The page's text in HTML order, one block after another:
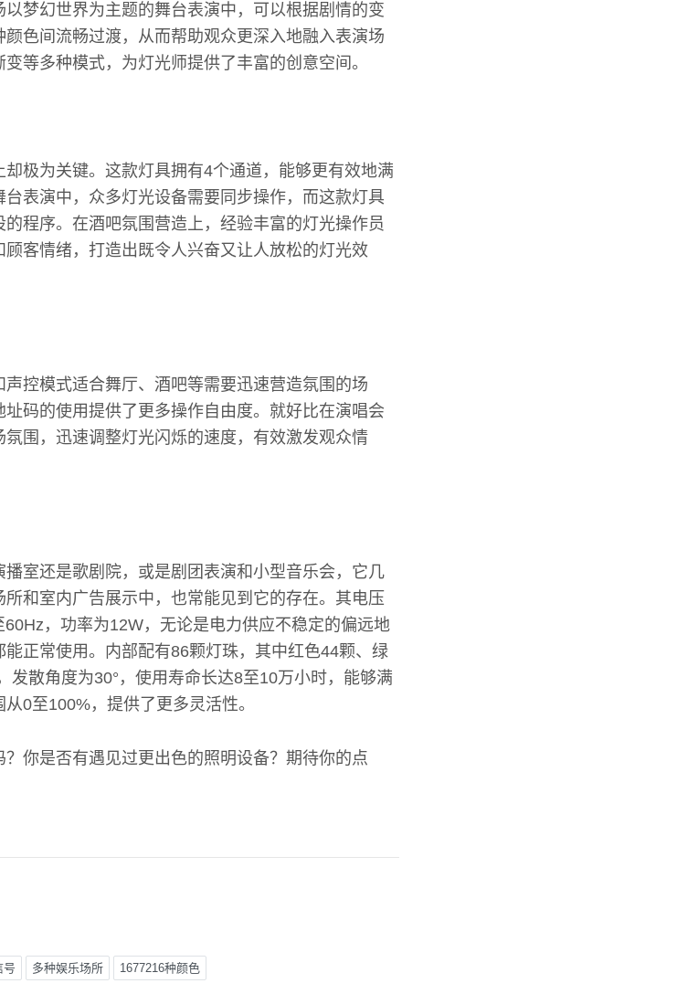
梦幻世界为主题的舞台表演中，可以根据剧情的变
色间流畅过渡，从而帮助观众更深入地融入表演场
等多种模式，为灯光师提供了丰富的创意空间。
极为关键。这款灯具拥有4个通道，能够更有效地满
表演中，众多灯光设备需要同步操作，而这款灯具
程序。在酒吧氛围营造上，经验丰富的灯光操作员
客情绪，打造出既令人兴奋又让人放松的灯光效
控模式适合舞厅、酒吧等需要迅速营造氛围的场
码的使用提供了更多操作自由度。就好比在演唱会
围，迅速调整灯光闪烁的速度，有效激发观众情
室还是歌剧院，或是剧团表演和小型音乐会，它几
和室内广告展示中，也常能见到它的存在。其电压
，功率为12W，无论是电力供应不稳定的偏远地
正常使用。内部配有86颗灯珠，其中红色44颗、绿
发散角度为30°，使用寿命长达8至10万小时，能够满
0至100%，提供了更多灵活性。
你是否有遇见过更出色的照明设备？期待你的点
号 多种娱乐场所 1677216种颜色